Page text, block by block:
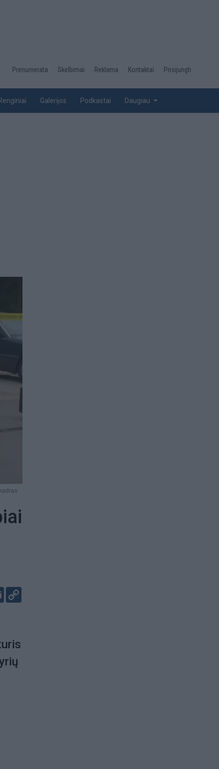
Desktop
top
Prenumerata Skelbimai Reklama Kontaktai Prisijungti
Galerijos Podkastai Daugiau
Email